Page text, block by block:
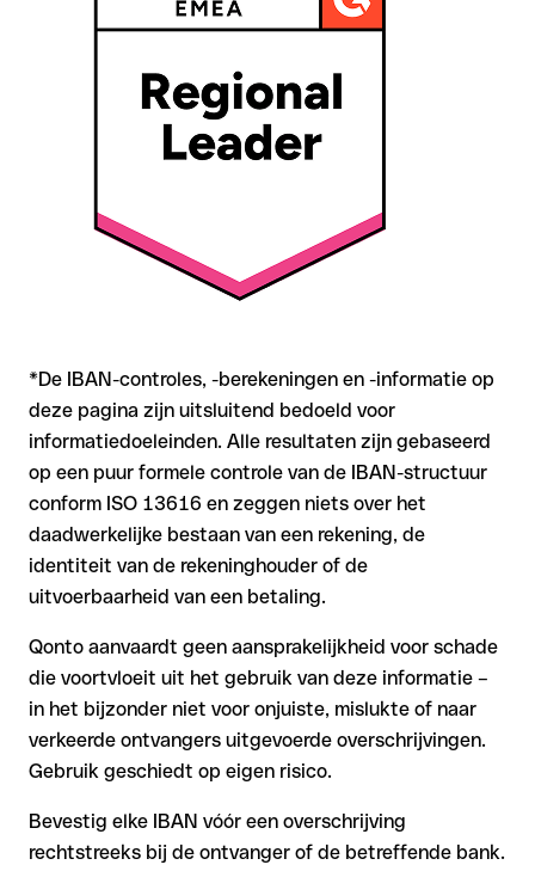
zich mee
: Controleer elke IBAN vóór een
met onze gratis IBAN Checker op formele juistheid, en
bevestig de IBAN bij twijfel direct bij de ontvanger. Vooral bij
grotere bedragen of nieuwe zakenrelaties is deze
*De IBAN-controles, -berekeningen en -informatie op
deze pagina zijn uitsluitend bedoeld voor
informatiedoeleinden. Alle resultaten zijn gebaseerd
op een puur formele controle van de IBAN-structuur
conform ISO 13616 en zeggen niets over het
daadwerkelijke bestaan van een rekening, de
identiteit van de rekeninghouder of de
uitvoerbaarheid van een betaling.
Qonto aanvaardt geen aansprakelijkheid voor schade
die voortvloeit uit het gebruik van deze informatie –
in het bijzonder niet voor onjuiste, mislukte of naar
verkeerde ontvangers uitgevoerde overschrijvingen.
Gebruik geschiedt op eigen risico.
Bevestig elke IBAN vóór een overschrijving
rechtstreeks bij de ontvanger of de betreffende bank.